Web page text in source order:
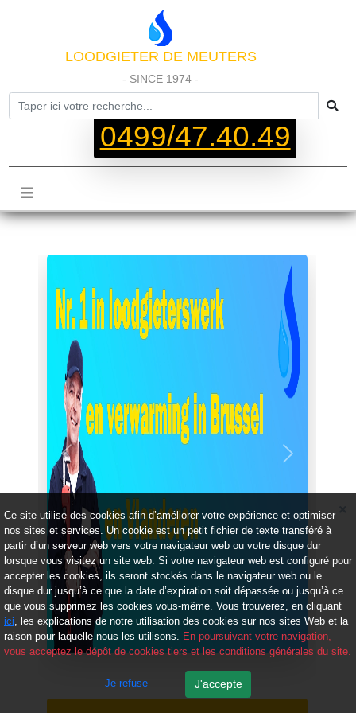
LOODGIETER DE MEUTERS
- SINCE 1974 -
0499/47.40.49
Précédent Suivant
Ce site utilise des cookies afin d’améliorer votre expérience et optimiser
nos sites et services. Un cookie est un petit fichier de texte transféré à
partir d’un serveur web vers votre navigateur web ou votre disque dur
lorsque vous visitez un site web. Si votre navigateur web est configuré pour
accepter les cookies, ils seront stockés dans le navigateur web ou le
disque dur jusqu’à ce que la date d’expiration soit dépassée ou jusqu’à ce
que vous supprimez les cookies vous-même. Vous trouverez, en cliquant
ici, les explications de notre utilisation des cookies sur nos sites Web et la
raison pour laquelle nous les utilisons. En poursuivant votre navigation,
vous acceptez le dépôt de cookies tiers et les conditions générales du site.
Je refuse J'accepte